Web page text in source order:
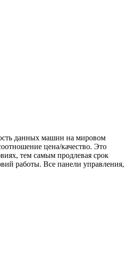
данных машин на мировом
цена/качество. Это
тем самым продлевая срок
работы. Все панели управления,